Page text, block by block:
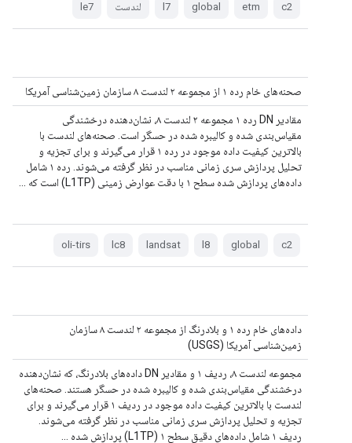
c2
etm
global
l7 لندست le7
صحنه‌های خام رده ۱ از مجموعه ۲ لندست ۸ سازمان زمین‌شناسی آمریکا
مقادیر DN رده ۱ مجموعه ۲ لندست ۸، نشان‌دهنده درخشندگی
مقیاس‌بندی شده و کالیبره شده در حسگر است. صحنه‌های لندست با
بالاترین کیفیت داده موجود در رده ۱ قرار می‌گیرند و برای تجزیه و
تحلیل پردازش سری زمانی مناسب در نظر گرفته می‌شوند. رده ۱ شامل
داده‌های پردازش شده سطح ۱ با دقت عوارض زمینی (L1TP) است که ...
c2
global
l8
landsat
lc8
oli-tirs
داده‌های خام رده ۱ و بلادرنگ از مجموعه ۲ لندست ۸ سازمان
زمین‌شناسی آمریکا (USGS)
مجموعه لندست ۸، ردیف ۱ و مقادیر DN داده‌های بلادرنگ، که نشان‌دهنده
درخشندگی مقیاس‌بندی شده و کالیبره شده در حسگر هستند. صحنه‌های
لندست با بالاترین کیفیت داده موجود در ردیف ۱ قرار می‌گیرند و برای
تجزیه و تحلیل پردازش سری زمانی مناسب در نظر گرفته می‌شوند.
ردیف ۱ شامل داده‌های دقیق سطح ۱ (L1TP) پردازش شده ...